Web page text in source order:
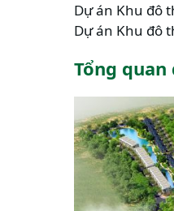
Dự án Khu đô
Dự án Khu đô
Tổng quan